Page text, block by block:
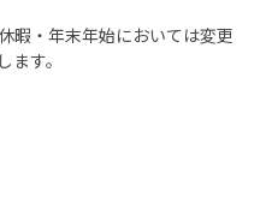
暇・年末年始においては変更
す。